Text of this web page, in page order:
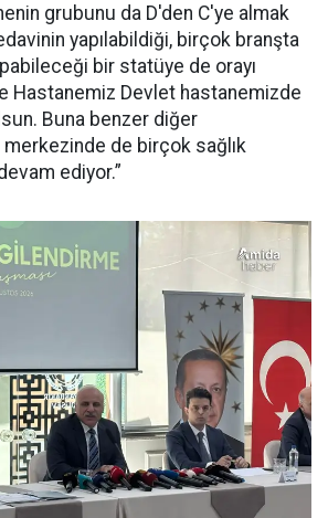
grubunu da D'den C'ye almak
yapılabildiği, birçok branşta
bir statüye de orayı
Hastanemiz Devlet hastanemizde
Buna benzer diğer
de birçok sağlık
ediyor.”